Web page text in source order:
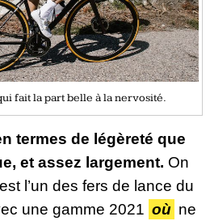
fait la part belle à la nervosité.
termes de légèreté que
et assez largement. On
l’un des fers de lance du
une gamme 2021 où ne